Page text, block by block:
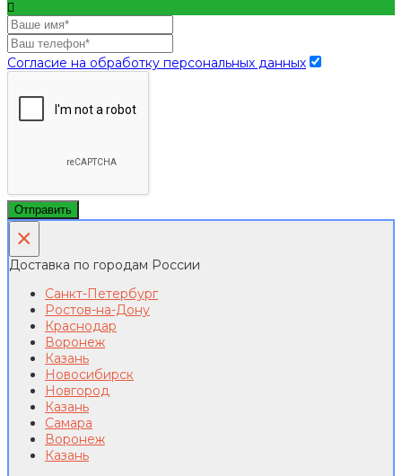
Согласие на обработку персональных данных
Отправить
×
Доставка по городам России
Санкт-Петербург
Ростов-на-Дону
Краснодар
Воронеж
Казань
Новосибирск
Новгород
Казань
Самара
Воронеж
Казань